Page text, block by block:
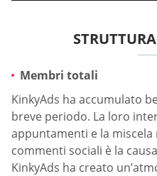
Membri totali
KinkyAds ha accumulato
breve periodo. La loro
appuntamenti e la
commenti sociali è la
KinkyAds ha creato